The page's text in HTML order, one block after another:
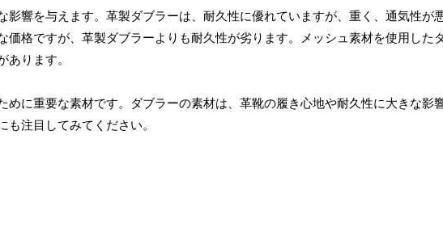
影響を与えます。革製ダブラーは、耐久性に優れていますが、重く、通気性が
価格ですが、革製ダブラーよりも耐久性が劣ります。メッシュ素材を使用した
あります。
めに重要な素材です。ダブラーの素材は、革靴の履き心地や耐久性に大きな影
注目してみてください。